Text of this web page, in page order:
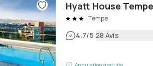
Hyatt House
Tempe
4.7/5|28 Avis